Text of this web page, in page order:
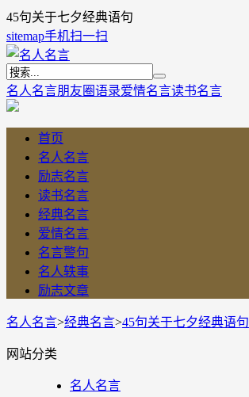
45句关于七夕经典语句
sitemap手机扫一扫
名人名言朋友圈语录爱情名言读书名言
首页
名人名言
励志名言
读书名言
经典名言
爱情名言
名言警句
名人轶事
励志文章
名人名言>经典名言>45句关于七夕经典语句
网站分类
名人名言